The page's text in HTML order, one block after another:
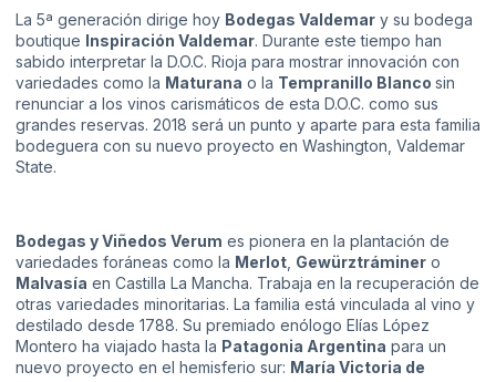
La 5ª generación dirige hoy Bodegas Valdemar y su bodega
boutique Inspiración Valdemar. Durante este tiempo han
sabido interpretar la D.O.C. Rioja para mostrar innovación con
variedades como la Maturana o la Tempranillo Blanco sin
renunciar a los vinos carismáticos de esta D.O.C. como sus
grandes reservas. 2018 será un punto y aparte para esta familia
bodeguera con su nuevo proyecto en Washington, Valdemar
State.
Bodegas y Viñedos Verum es pionera en la plantación de
variedades foráneas como la Merlot Gewürztráminer o
Malvasía en Castilla La Mancha. Trabaja en la recuperación de
otras variedades minoritarias. La familia está vinculada al vino y
destilado desde 1788. Su premiado enólogo Elías López
Montero ha viajado hasta la Patagonia Argentina para un
nuevo proyecto en el hemisferio sur: María Victoria de